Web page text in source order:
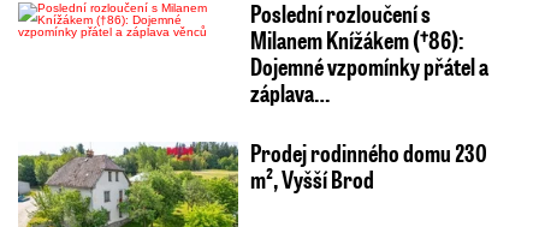
Poslední rozloučení s
Milanem Knížákem (†86):
Dojemné vzpomínky přátel a
záplava…
Prodej rodinného domu 230
m², Vyšší Brod